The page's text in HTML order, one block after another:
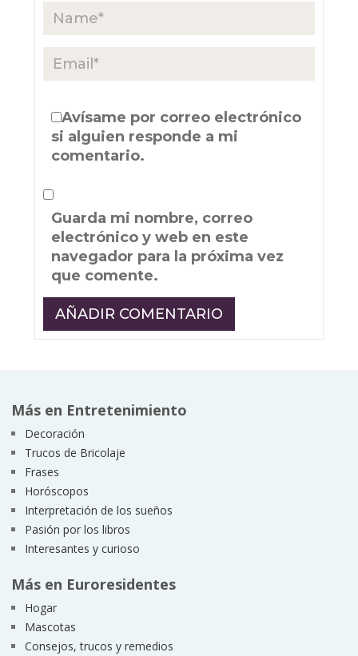
Avísame por correo electrónico
si alguien responde a mi
comentario.
Guarda mi nombre, correo
electrónico y web en este
navegador para la próxima vez
que comente.
Más en Entretenimiento
Decoración
Trucos de Bricolaje
Frases
Horóscopos
Interpretación de los sueños
Pasión por los libros
Interesantes y curioso
Más en Euroresidentes
Hogar
Mascotas
Consejos, trucos y remedios